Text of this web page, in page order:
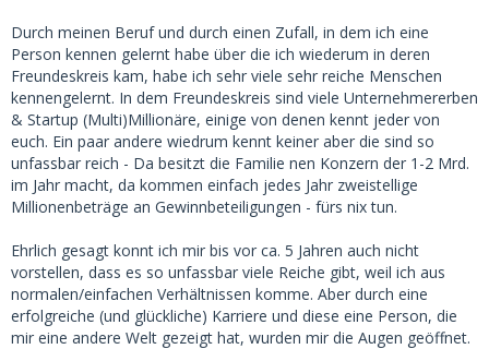
Um deine Frage zu beantworten: ich biete höchstens 400
EUR pro Treffen und das ist normalerweise ausreichend.
Durch meinen Beruf und durch einen Zufall, in dem ich eine
Person kennen gelernt habe über die ich wiederum in deren
Freundeskreis kam, habe ich sehr viele sehr reiche Menschen
kennengelernt. In dem Freundeskreis sind viele Unternehmererben
& Startup (Multi)Millionäre, einige von denen kennt jeder von
euch. Ein paar andere wiedrum kennt keiner aber die sind so
unfassbar reich - Da besitzt die Familie nen Konzern der 1-2 Mrd.
im Jahr macht, da kommen einfach jedes Jahr zweistellige
Millionenbeträge an Gewinnbeteiligungen - fürs nix tun.
Ehrlich gesagt konnt ich mir bis vor ca. 5 Jahren auch nicht
vorstellen, dass es so unfassbar viele Reiche gibt, weil ich aus
normalen/einfachen Verhältnissen komme. Aber durch eine
erfolgreiche (und glückliche) Karriere und diese eine Person, die
mir eine andere Welt gezeigt hat, wurden mir die Augen geöffnet.